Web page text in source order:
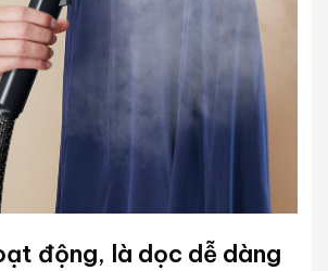
động, là dọc dễ dàng